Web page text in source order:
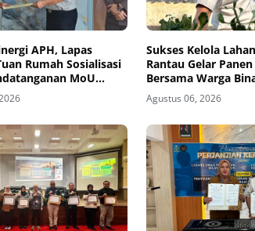
APH, Lapas
Rumah Sosialisasi
MoU
Sukses Kelola
Rantau Gelar
Bersama Warga
Agustus 06, 2026